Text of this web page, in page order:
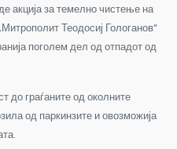
акција за темелно чистење на
Теодосиј Гологанов“
поголем дел од отпадот од
до граѓаните од околните
од паркинзите и овозможија